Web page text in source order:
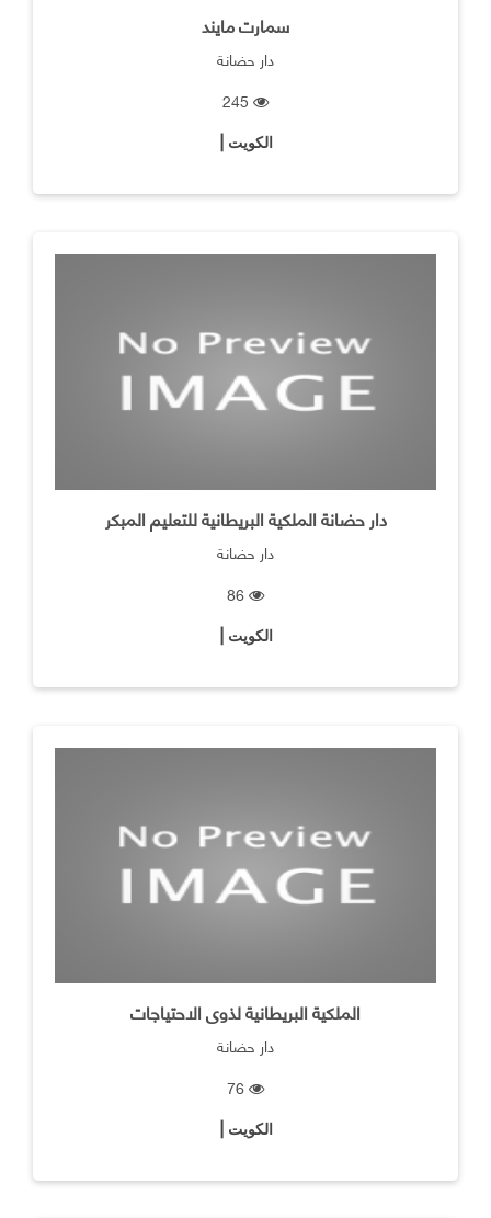
سمارت مايند
دار حضانة
الكويت |
دار حضانة الملكية البريطانية للتعليم المبكر
دار حضانة
الكويت |
الملكية البريطانية لذوى الاحتياجات
دار حضانة
الكويت |